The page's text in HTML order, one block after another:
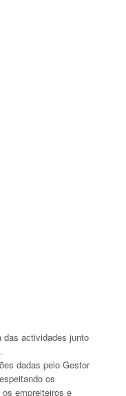
das actividades junto
dadas pelo Gestor
os
empreiteiros e